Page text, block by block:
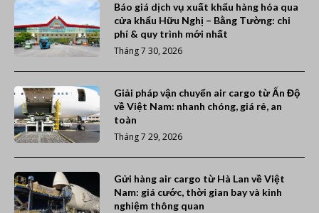
Báo giá dịch vụ xuất khẩu hàng hóa qua
cửa khẩu Hữu Nghị – Bằng Tường: chi
phí & quy trình mới nhất
Tháng 7 30, 2026
Giải pháp vận chuyển air cargo từ Ấn Độ
về Việt Nam: nhanh chóng, giá rẻ, an
toàn
Tháng 7 29, 2026
Gửi hàng air cargo từ Hà Lan về Việt
Nam: giá cước, thời gian bay và kinh
nghiệm thông quan